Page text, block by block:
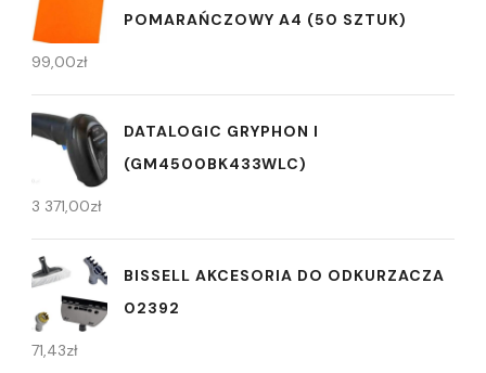
POMARAŃCZOWY A4 (50 SZTUK)
99,00zł
DATALOGIC GRYPHON I
(GM4500BK433WLC)
3 371,00zł
BISSELL AKCESORIA DO ODKURZACZA
02392
71,43zł